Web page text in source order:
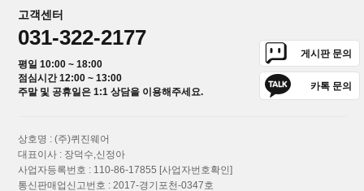
고객센터
031-322-2177
평일 10:00 ~ 18:00
점심시간 12:00 ~ 13:00
주말 및 공휴일은 1:1 상담을 이용해주세요.
게시판 문의
카톡 문의
상호명 : (주)퀴진웨어
대표이사 : 장덕수,신정아
사업자등록번호 : 110-86-17855 [사업자번호확인]
통신판매업신고번호 : 2017-경기포천-0347호